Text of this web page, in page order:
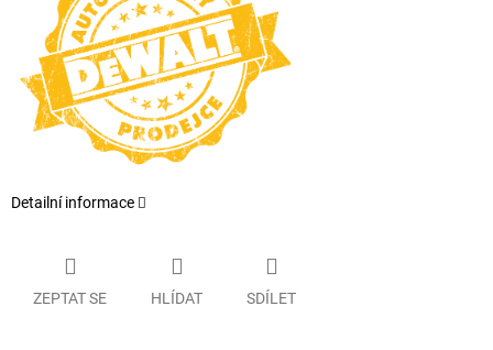
Detailní informace
ZEPTAT SE HLÍDAT SDÍLET